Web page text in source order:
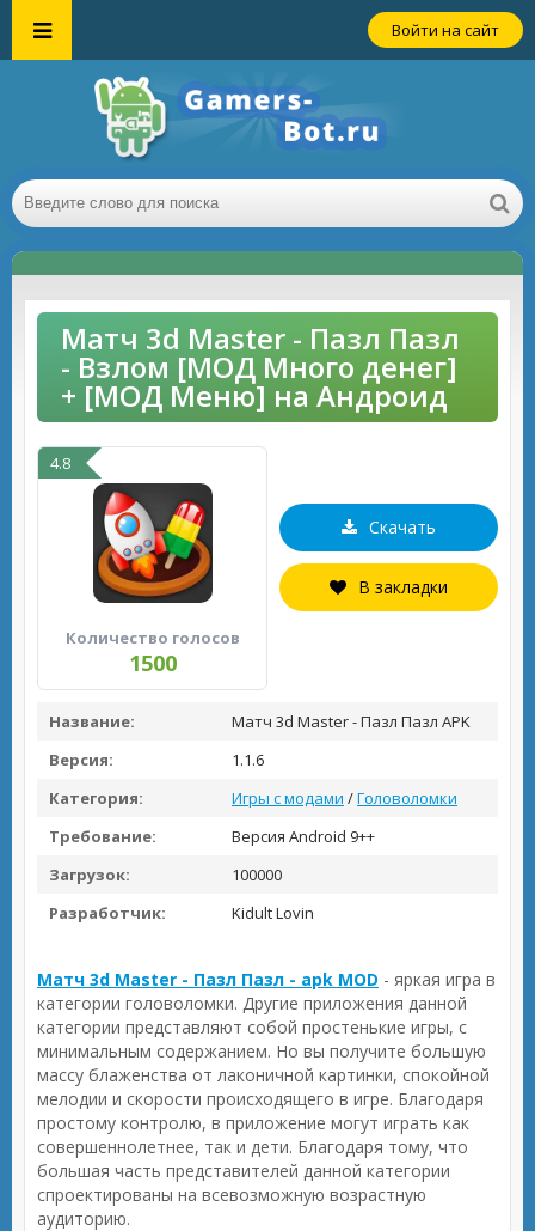
Войти на сайт
Матч 3d Master - Пазл Пазл
- Взлом [МОД Много денег]
+ [МОД Меню] на Андроид
4.8
Количество голосов
1500
Скачать
В закладки
Название:
Матч 3d Master - Пазл Пазл APK
Версия:
1.1.6
Категория:
Игры с модами /Головоломки
Требование:
Версия Android 9++
Загрузок:
100000
Разработчик:
Kidult Lovin
Матч 3d Master - Пазл Пазл - apk MOD - яркая игра в
категории головоломки. Другие приложения данной
категории представляют собой простенькие игры, с
минимальным содержанием. Но вы получите большую
массу блаженства от лаконичной картинки, спокойной
мелодии и скорости происходящего в игре. Благодаря
простому контролю, в приложение могут играть как
совершеннолетнее, так и дети. Благодаря тому, что
большая часть представителей данной категории
спроектированы на всевозможную возрастную
аудиторию.